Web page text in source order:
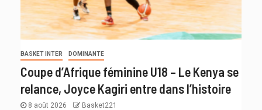
BASKET INTER DOMINANTE
Coupe d’Afrique féminine U18 – Le Kenya se
relance, Joyce Kagiri entre dans l’histoire
8 août 2026 Basket221